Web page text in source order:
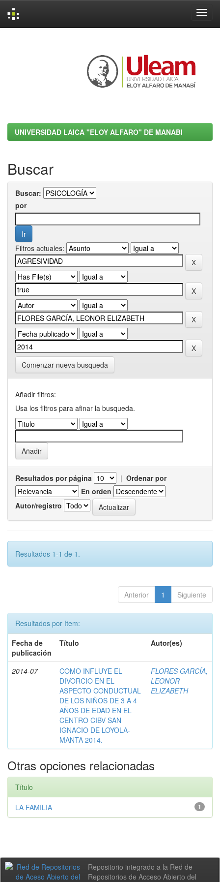
UNIVERSIDAD LAICA "ELOY ALFARO" DE MANABI
Buscar
Buscar:
por
Filtros actuales:
Comenzar nueva busqueda
Añadir filtros:
Usa los filtros para afinar la busqueda.
Resultados por página | Ordenar por
En orden
Autor/registro
Resultados 1-1 de 1.
Anterior 1 Siguiente
Resultados por ítem:
Fecha de
publicación
Título Autor(es)
2014-07
COMO INFLUYE EL
DIVORCIO EN EL
ASPECTO CONDUCTUAL
DE LOS NIÑOS DE 3 A 4
AÑOS DE EDAD EN EL
CENTRO CIBV SAN
IGNACIO DE LOYOLA-
MANTA 2014.
FLORES GARCÍA,
LEONOR
ELIZABETH
Otras opciones relacionadas
Título
1
LA FAMILIA
Repositorio integrado a la Red de
Repositorios de Acceso Abierto del